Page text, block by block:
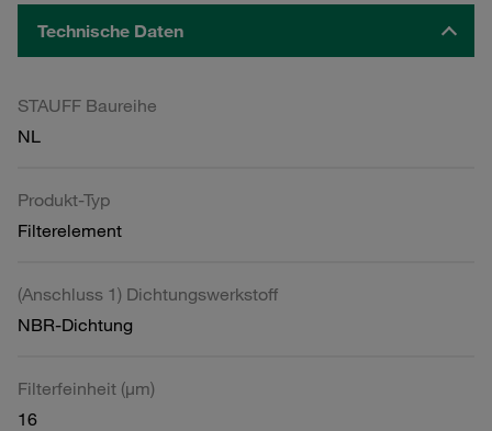
Technische Daten
STAUFF Baureihe
NL
Produkt-Typ
Filterelement
(Anschluss 1) Dichtungswerkstoff
NBR-Dichtung
Filterfeinheit (µm)
16